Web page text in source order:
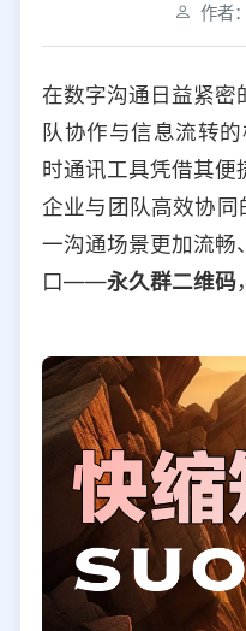
选择防红平台类型，避免链接
平台设置
iOS Android
选择允许访问的平台类型
作者
在数字沟通日益紧密
队协作与信息流转
时通讯工具凭借其便
企业与团队高效协同
一沟通场景更加流畅
口——永久群二维码